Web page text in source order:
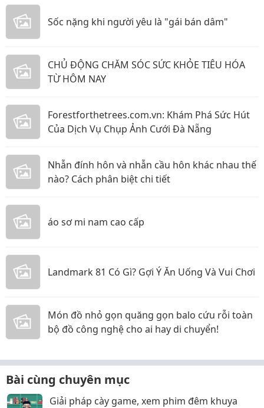
Sốc nặng khi người yêu là "gái bán dâm"
CHỦ ĐỘNG CHĂM SÓC SỨC KHỎE TIÊU HÓA
TỪ HÔM NAY
Forestforthetrees.com.vn: Khám Phá Sức Hút
Của Dịch Vụ Chụp Ảnh Cưới Đà Nẵng
Nhẫn đính hôn và nhẫn cầu hôn khác nhau thế
nào? Cách phân biệt chi tiết
áo sơ mi nam cao cấp
Landmark 81 Có Gì? Gợi Ý Ăn Uống Và Vui Chơi
Món đồ nhỏ gọn quăng gọn balo cứu rỗi toàn
bộ đồ công nghệ cho ai hay di chuyển!
Bài cùng chuyên mục
Giải pháp cày game, xem phim đêm khuya